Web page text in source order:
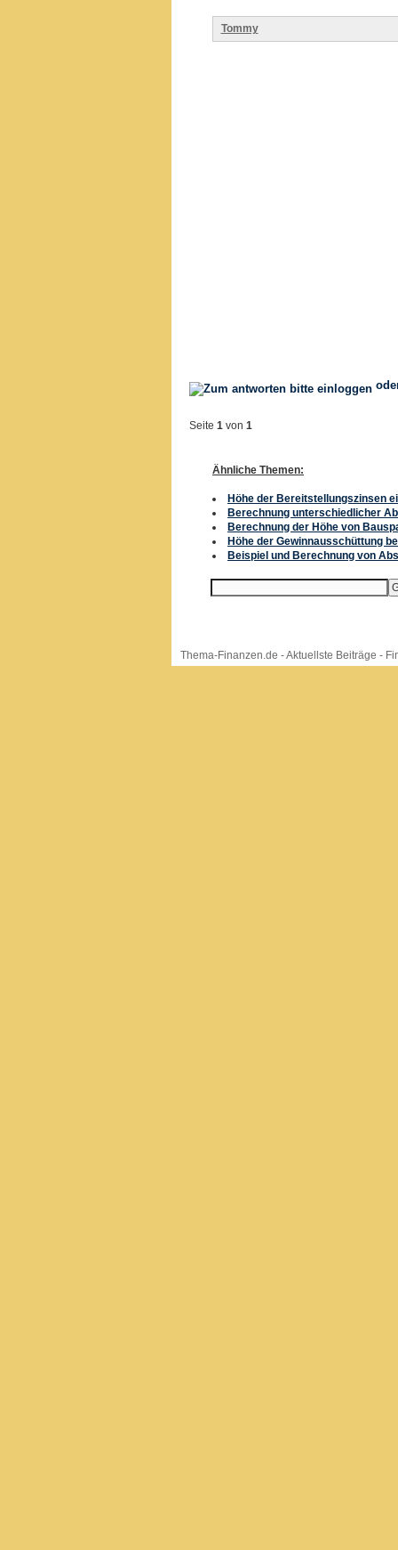
Tommy
Seite 1 von 1
Ähnliche Themen:
Höhe der Bereitstellungszinsen
Berechnung unterschiedlicher
Berechnung der Höhe von
Höhe der Gewinnausschüttung
Beispiel und Berechnung von
Thema-Finanzen.de -Aktuellste Beiträge -